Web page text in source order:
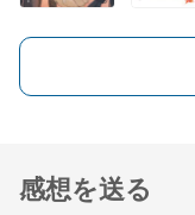
感想を送る